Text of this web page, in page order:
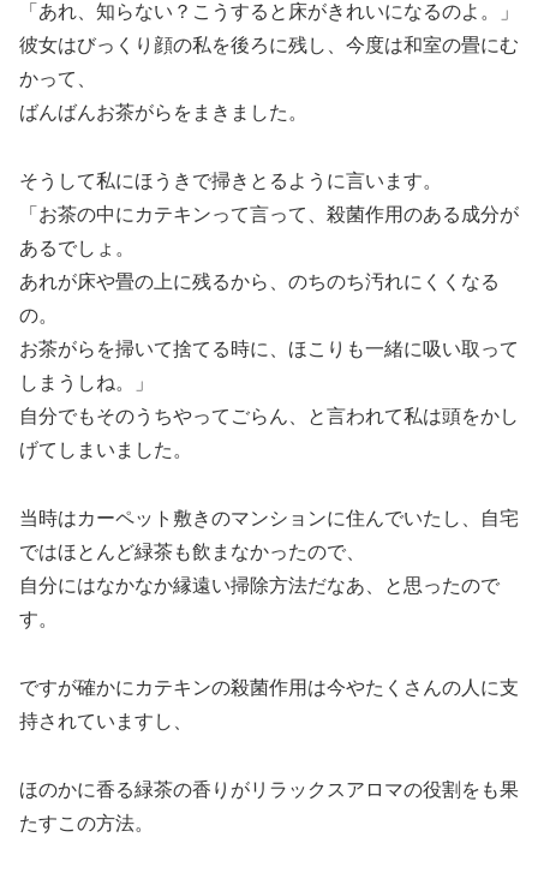
「あれ、知らない？こうすると床がきれいになるのよ。」
彼女はびっくり顔の私を後ろに残し、今度は和室の畳にむ
かって、
ばんばんお茶がらをまきました。
そうして私にほうきで掃きとるように言います。
「お茶の中にカテキンって言って、殺菌作用のある成分が
あるでしょ。
あれが床や畳の上に残るから、のちのち汚れにくくなる
の。
お茶がらを掃いて捨てる時に、ほこりも一緒に吸い取って
しまうしね。」
自分でもそのうちやってごらん、と言われて私は頭をかし
げてしまいました。
当時はカーペット敷きのマンションに住んでいたし、自宅
ではほとんど緑茶も飲まなかったので、
自分にはなかなか縁遠い掃除方法だなあ、と思ったので
す。
ですが確かにカテキンの殺菌作用は今やたくさんの人に支
持されていますし、
ほのかに香る緑茶の香りがリラックスアロマの役割をも果
たすこの方法。